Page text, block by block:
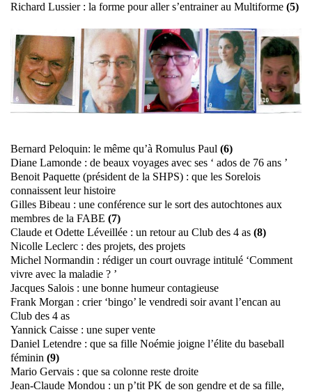
Richard Lussier : la forme pour aller s’entrainer au Multiforme (5)
Bernard Peloquin: le même qu’à Romulus Paul (6)
Diane Lamonde : de beaux voyages avec ses ‘ ados de 76 ans ’
Benoit Paquette (président de la SHPS) : que les Sorelois
connaissent leur histoire
Gilles Bibeau : une conférence sur le sort des autochtones aux
membres de la FABE (7)
Claude et Odette Léveillée : un retour au Club des 4 as (8)
Nicolle Leclerc : des projets, des projets
Michel Normandin : rédiger un court ouvrage intitulé ‘Comment
vivre avec la maladie ? ’
Jacques Salois : une bonne humeur contagieuse
Frank Morgan : crier ‘bingo’ le vendredi soir avant l’encan au
Club des 4 as
Yannick Caisse : une super vente
Daniel Letendre : que sa fille Noémie joigne l’élite du baseball
féminin (9)
Mario Gervais : que sa colonne reste droite
Jean-Claude Mondou : un p’tit PK de son gendre et de sa fille,